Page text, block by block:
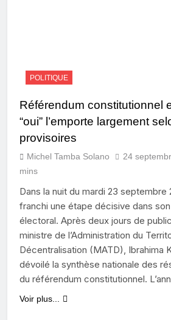
POLITIQUE
Référendum constitutionnel
“oui” l’emporte largement
provisoires
Michel Tamba Solano 24
mins
Dans la nuit du mardi 23 septembre
franchi une étape décisive dans
électoral. Après deux jours de
ministre de l’Administration du
Décentralisation (MATD), Ibrahima
dévoilé la synthèse nationale des
du référendum constitutionnel.
Voir plus...